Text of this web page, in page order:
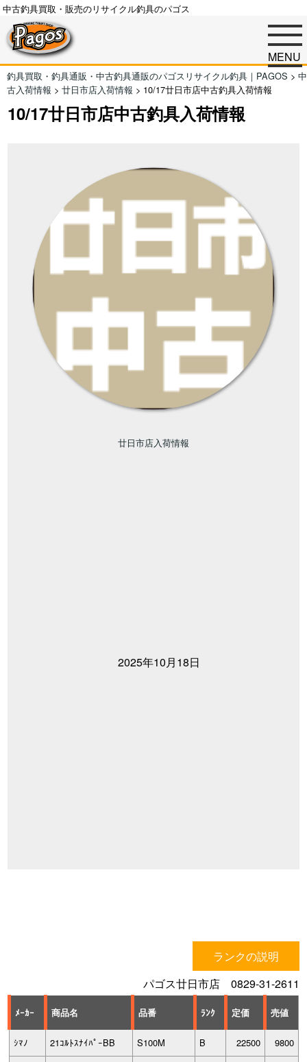
中古釣具買取・販売のリサイクル釣具のパゴス
MENU
釣具買取・釣具通販・中古釣具通販のパゴスリサイクル釣具｜PAGOS > 中
古入荷情報 > 廿日市店入荷情報 > 10/17廿日市店中古釣具入荷情報
10/17廿日市店中古釣具入荷情報
廿日市店入荷情報
2025年10月18日
ランクの説明
パゴス廿日市店 0829-31-2611
ﾒｰｶｰ 商品名 品番 ﾗﾝｸ 定価 売値
ｼﾏﾉ 21ｺﾙﾄｽﾅｲﾊﾟｰBB S100M B 22500 9800